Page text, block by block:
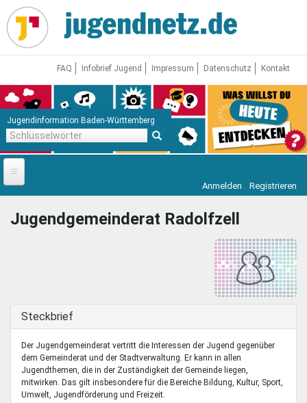
Direkt
zum
Inhalt
FAQ Infobrief Jugend Impressum Datenschutz Kontakt
Jugendinformation Baden-Württemberg
Startseite
News
Mentoren & Projekte
Schule & Beruf
Anmelden Registrieren
Jugendgemeinderat Radolfzell
Ausblenden
Steckbrief
Der Jugendgemeinderat vertritt die Interessen der Jugend gegenüber
dem Gemeinderat und der Stadtverwaltung. Er kann in allen
Jugendthemen, die in der Zuständigkeit der Gemeinde liegen,
mitwirken. Das gilt insbesondere für die Bereiche Bildung, Kultur, Sport,
Umwelt, Jugendförderung und Freizeit.